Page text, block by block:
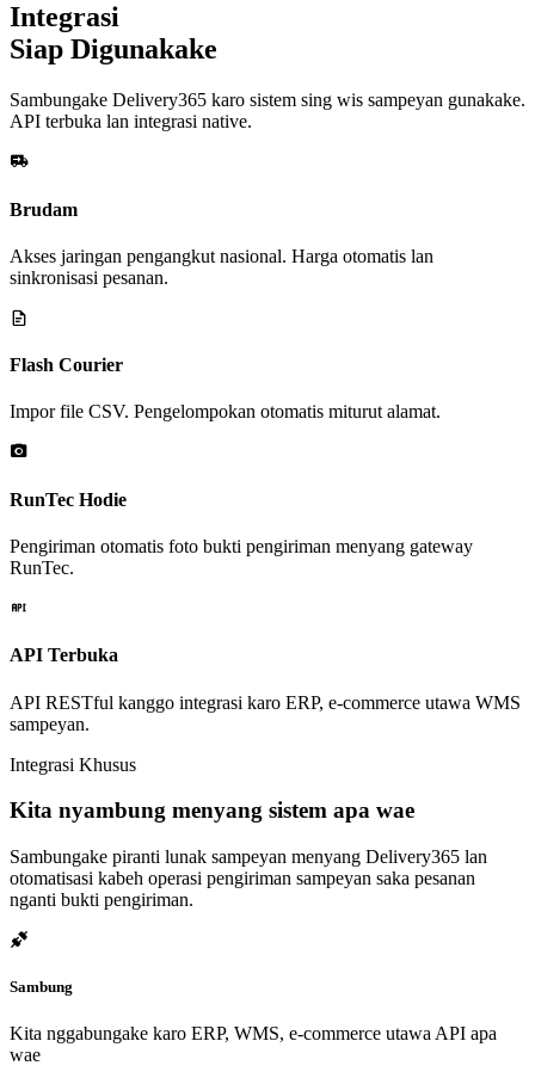
Integrasi
Siap Digunakake
Sambungake Delivery365 karo sistem sing wis sampeyan gunakake.
API terbuka lan integrasi native.
Brudam
Akses jaringan pengangkut nasional. Harga otomatis lan
sinkronisasi pesanan.
Flash Courier
Impor file CSV. Pengelompokan otomatis miturut alamat.
RunTec Hodie
Pengiriman otomatis foto bukti pengiriman menyang gateway
RunTec.
API Terbuka
API RESTful kanggo integrasi karo ERP, e-commerce utawa WMS
sampeyan.
Integrasi Khusus
Kita nyambung menyang sistem apa wae
Sambungake piranti lunak sampeyan menyang Delivery365 lan
otomatisasi kabeh operasi pengiriman sampeyan saka pesanan
nganti bukti pengiriman.
Sambung
Kita nggabungake karo ERP, WMS, e-commerce utawa API apa
wae